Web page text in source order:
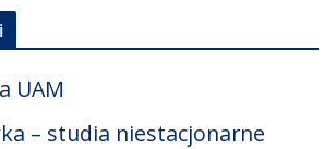
UAM
– studia niestacjonarne